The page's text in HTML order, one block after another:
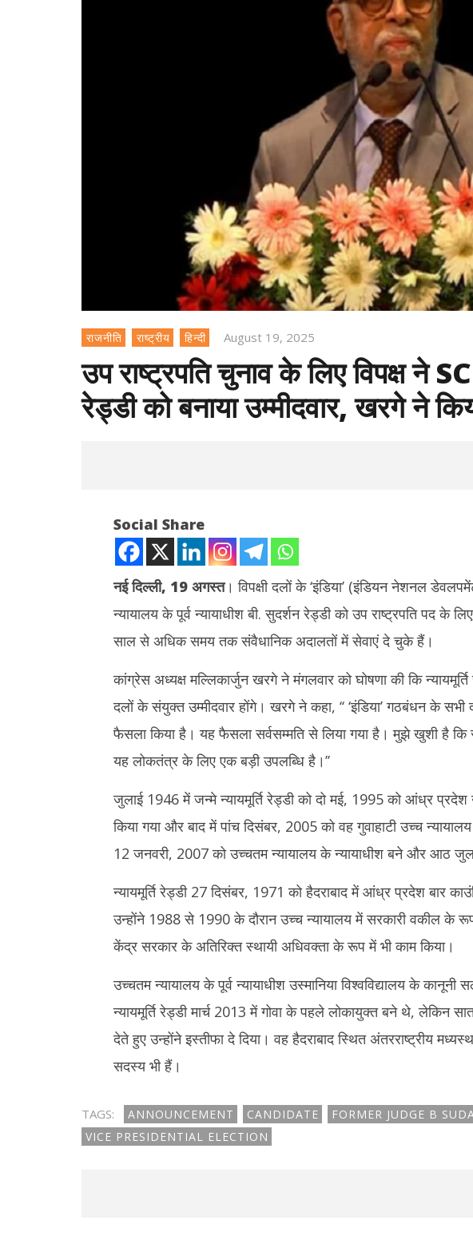
राजनीति राष्ट्रीय हिन्दी August 19, 2025
उप राष्ट्रपति चुनाव के लिए विपक्ष ने
रेड्डी को बनाया उम्मीदवार, खरगे ने
NOW VIEWING
बी सुदर्शन रेड्डी को बनाया उम्मीदवार, खरगे ने
किया एलान
August
19,
पीएम मोदी बोले- हथकरघा क्षेत्र आत्मनिर्भर
और महिला सशक्तिकरण का मजबूत आधार
August
19,
Social Share
नई दिल्ली, 19 अगस्त। विपक्षी दलों के ‘इंडिया’ (इंडियन नेशनल
न्यायालय के पूर्व न्यायाधीश बी. सुदर्शन रेड्डी को उप राष्ट्रपति पद के
साल से अधिक समय तक संवैधानिक अदालतों में सेवाएं दे चुके हैं।
कांग्रेस अध्यक्ष मल्लिकार्जुन खरगे ने मंगलवार को घोषणा की कि न्यायमूर्ति
दलों के संयुक्त उम्मीदवार होंगे। खरगे ने कहा, ‘‘ ‘इंडिया’ गठबंधन के
फैसला किया है। यह फैसला सर्वसम्मति से लिया गया है। मुझे खुशी है कि
यह लोकतंत्र के लिए एक बड़ी उपलब्धि है।’’
जुलाई 1946 में जन्मे न्यायमूर्ति रेड्डी को दो मई, 1995 को आंध्र प्रदेश
किया गया और बाद में पांच दिसंबर, 2005 को वह गुवाहाटी उच्च
12 जनवरी, 2007 को उच्चतम न्यायालय के न्यायाधीश बने और आठ
न्यायमूर्ति रेड्डी 27 दिसंबर, 1971 को हैदराबाद में आंध्र प्रदेश बार
उन्होंने 1988 से 1990 के दौरान उच्च न्यायालय में सरकारी वकील के
केंद्र सरकार के अतिरिक्त स्थायी अधिवक्ता के रूप में भी काम किया।
उच्चतम न्यायालय के पूर्व न्यायाधीश उस्मानिया विश्वविद्यालय के
न्यायमूर्ति रेड्डी मार्च 2013 में गोवा के पहले लोकायुक्त बने थे, लेकिन
देते हुए उन्होंने इस्तीफा दे दिया। वह हैदराबाद स्थित अंतरराष्ट्रीय
सदस्य भी हैं।
TAGS: ANNOUNCEMENT CANDIDATE FORMER JUDGE B
VICE PRESIDENTIAL ELECTION